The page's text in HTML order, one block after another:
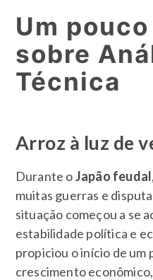
Um
sobre
Técnica
Arroz à luz de
Durante oJapão feudal
muitas guerras e
situação começou a se
estabilidade política e
propiciou o início de um
crescimento